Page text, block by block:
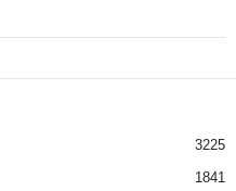
3225
1841